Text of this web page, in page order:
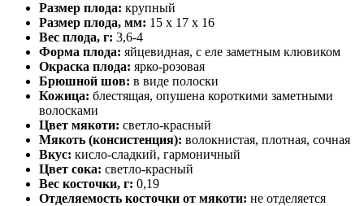
Размер плода: крупный
Размер плода, мм: 15 х 17 х 16
Вес плода, г: 3,6-4
Форма плода: яйцевидная, с еле заметным клювиком
Окраска плода: ярко-розовая
Брюшной шов: в виде полоски
Кожица: блестящая, опушена короткими заметными
волосками
Цвет мякоти: светло-красный
Мякоть (консистенция): волокнистая, плотная, сочная
Вкус: кисло-сладкий, гармоничный
Цвет сока: светло-красный
Вес косточки, г: 0,19
Отделяемость косточки от мякоти: не отделяется